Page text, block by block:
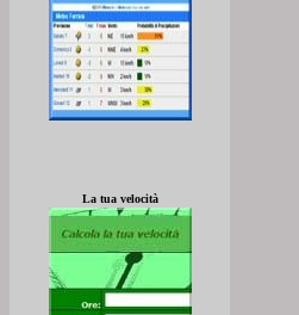
La tua velocità